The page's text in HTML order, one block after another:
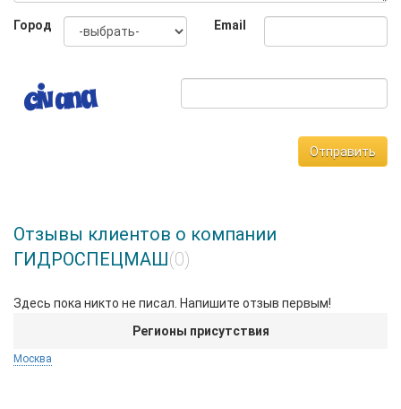
Город Email
Отправить
Отзывы клиентов о компании
ГИДРОСПЕЦМАШ(0)
Здесь пока никто не писал. Напишите отзыв первым!
Регионы присутствия
Москва